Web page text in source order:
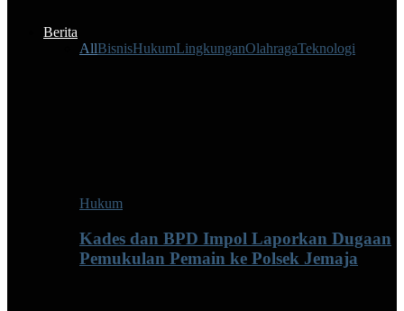
Berita
AllBisnisHukumLingkunganOlahragaTeknologi
Hukum
Kades dan BPD Impol Laporkan Dugaan
Pemukulan Pemain ke Polsek Jemaja